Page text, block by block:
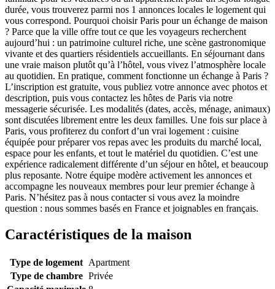
durée, vous trouverez parmi nos 1 annonces locales le logement qui
vous correspond. Pourquoi choisir Paris pour un échange de maison
? Parce que la ville offre tout ce que les voyageurs recherchent
aujourd’hui : un patrimoine culturel riche, une scène gastronomique
vivante et des quartiers résidentiels accueillants. En séjournant dans
une vraie maison plutôt qu’à l’hôtel, vous vivez l’atmosphère locale
au quotidien. En pratique, comment fonctionne un échange à Paris ?
L’inscription est gratuite, vous publiez votre annonce avec photos et
description, puis vous contactez les hôtes de Paris via notre
messagerie sécurisée. Les modalités (dates, accès, ménage, animaux)
sont discutées librement entre les deux familles. Une fois sur place à
Paris, vous profiterez du confort d’un vrai logement : cuisine
équipée pour préparer vos repas avec les produits du marché local,
espace pour les enfants, et tout le matériel du quotidien. C’est une
expérience radicalement différente d’un séjour en hôtel, et beaucoup
plus reposante. Notre équipe modère activement les annonces et
accompagne les nouveaux membres pour leur premier échange à
Paris. N’hésitez pas à nous contacter si vous avez la moindre
question : nous sommes basés en France et joignables en français.
Caractéristiques de la maison
Type de logement Apartment
Type de chambre Privée